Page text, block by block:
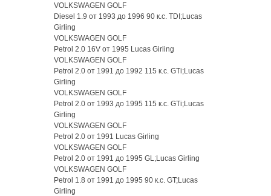
VOLKSWAGEN GOLF
Diesel 1.9 от 1993 до 1996 90 к.с. TDI;Lucas
Girling
VOLKSWAGEN GOLF
Petrol 2.0 16V от 1995 Lucas Girling
VOLKSWAGEN GOLF
Petrol 2.0 от 1991 до 1992 115 к.с. GTi;Lucas
Girling
VOLKSWAGEN GOLF
Petrol 2.0 от 1993 до 1995 115 к.с. GTi;Lucas
Girling
VOLKSWAGEN GOLF
Petrol 2.0 от 1991 Lucas Girling
VOLKSWAGEN GOLF
Petrol 2.0 от 1991 до 1995 GL;Lucas Girling
VOLKSWAGEN GOLF
Petrol 1.8 от 1991 до 1995 90 к.с. GT;Lucas
Girling